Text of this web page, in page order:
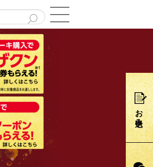
お申込み